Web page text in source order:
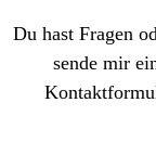
Du hast Fragen
sende mir